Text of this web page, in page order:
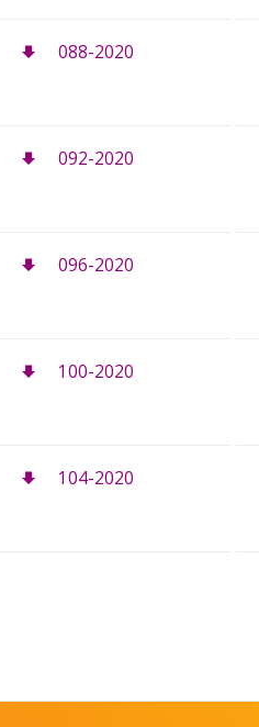
088-2020
092-2020
096-2020
100-2020
104-2020